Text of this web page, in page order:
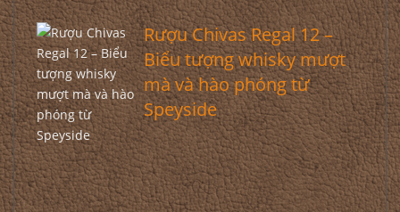
Rượu Chivas Regal 12 –
Biểu tượng whisky mượt
mà và hào phóng từ
Speyside